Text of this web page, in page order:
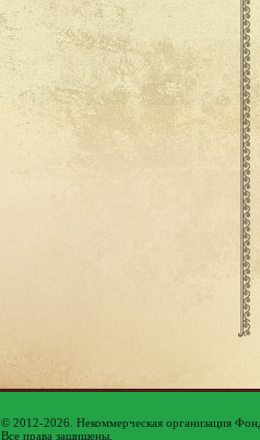
© 2012-2026. Некоммерческая организация
Все права защищены.